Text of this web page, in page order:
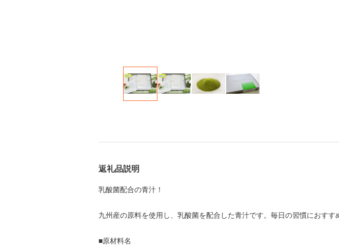
返礼品説明
乳酸菌配合の青汁！
九州産の原料を使用し、乳酸菌を配合した青汁です。毎日の習慣におすす
■原材料名